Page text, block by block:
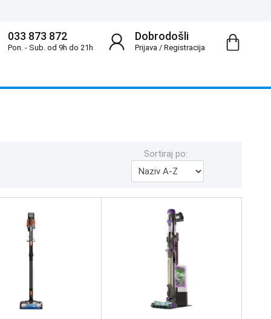
Dobrodošli
Prijava/ Registracija
033 873 872
Pon. - Sub. od 9h do 21h
Sortiraj po: